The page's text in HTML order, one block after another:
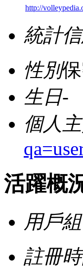
http://
統計
性別
生日-
個人
活躍概
用戶組
註冊